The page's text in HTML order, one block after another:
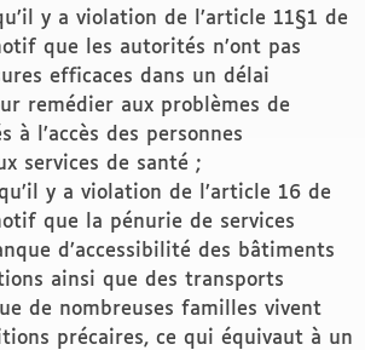
y a violation de l’article 11§1 de
que les autorités n’ont pas
efficaces dans un délai
remédier aux problèmes de
à l’accès des personnes
services de santé ;
y a violation de l’article 16 de
que la pénurie de services
d’accessibilité des bâtiments
ainsi que des transports
de nombreuses familles vivent
précaires, ce qui équivaut à un